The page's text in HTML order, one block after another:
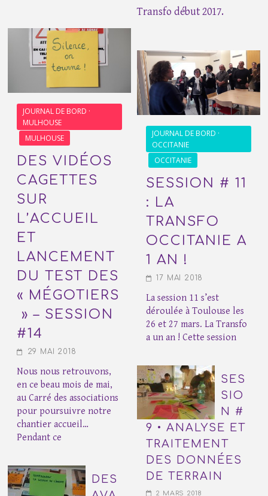
JOURNAL DE BORD ·
MULHOUSE
MULHOUSE
DES VIDÉOS
CAGETTES
SUR
L’ACCUEIL
ET
LANCEMENT
DU TEST DES
« MÉGOTIERS
» – SESSION
#14
29 MAI 2018
Nous nous retrouvons,
en ce beau mois de mai,
au Carré des associations
pour poursuivre notre
chantier accueil…
Pendant ce
DES
Transfo début 2017.
JOURNAL DE BORD ·
OCCITANIE
OCCITANIE
SESSION # 11
: LA
TRANSFO
OCCITANIE A
1 AN !
17 MAI 2018
La session 11 s’est
déroulée à Toulouse les
26 et 27 mars. La Transfo
a un an ! Cette session
SES
SIO
N #
9 • ANALYSE ET
TRAITEMENT
DES DONNÉES
DE TERRAIN
2 MARS 2018